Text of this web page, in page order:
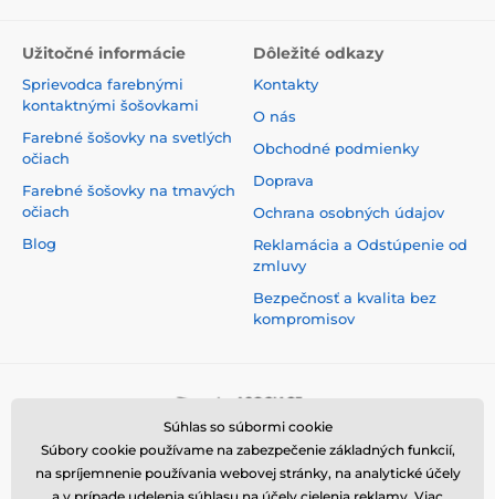
Užitočné informácie
Sprievodca farebnými
kontaktnými šošovkami
Farebné šošovky na svetlých
očiach
Farebné šošovky na tmavých
očiach
Blog
Dôležité odkazy
Kontakty
O nás
Obchodné podmienky
Doprava
Ochrana osobných údajov
Reklamácia a Odstúpenie od
zmluvy
Bezpečnosť a kvalita bez
kompromisov
Súhlas so súbormi cookie
Súbory cookie používame na zabezpečenie základných funkcií,
na spríjemnenie používania webovej stránky, na analytické účely